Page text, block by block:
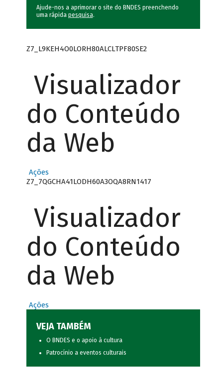
Ajude-nos a aprimorar o site do BNDES preenchendo
uma rápida pesquisa.
Z7_L9KEH4O0LORH80ALCLTPF80SE2
Visualizador
do Conteúdo
da Web
Ações
Z7_7QGCHA41LODH60A3OQA8RN1417
Visualizador
do Conteúdo
da Web
Ações
VEJA TAMBÉM
O BNDES e o apoio à cultura
Patrocínio a eventos culturais